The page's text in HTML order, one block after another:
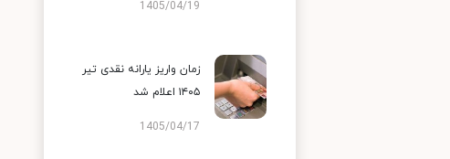
1405/04/19
زمان واریز یارانه نقدی تیر
۱۴۰۵ اعلام شد
1405/04/17